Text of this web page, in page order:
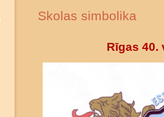
Skolas simbolika
Rīgas